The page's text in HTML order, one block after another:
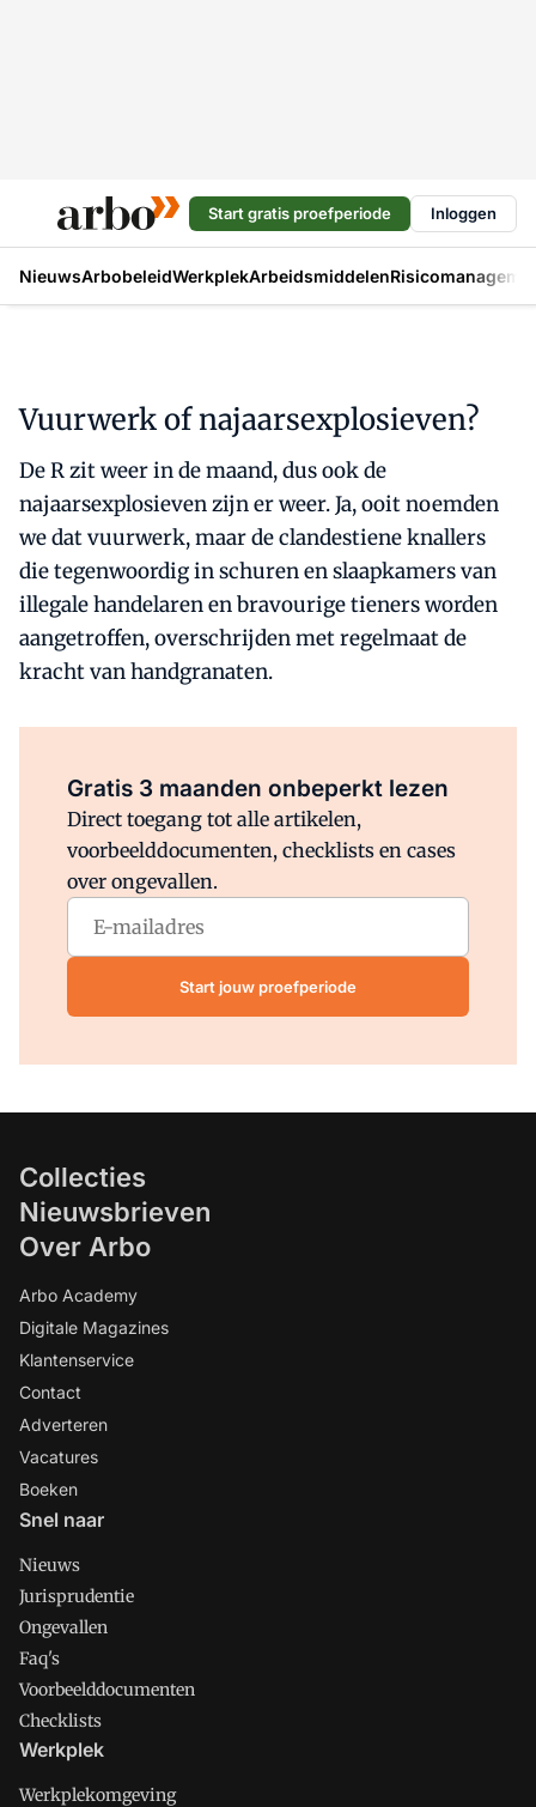
Start gratis proefperiode Inloggen
NieuwsArbobeleidWerkplekArbeidsmiddelen
Vuurwerk of najaarsexplosieven?
De R zit weer in de maand, dus ook de
najaarsexplosieven zijn er weer. Ja, ooit noemden
we dat vuurwerk, maar de clandestiene knallers
die tegenwoordig in schuren en slaapkamers van
illegale handelaren en bravourige tieners worden
aangetroffen, overschrijden met regelmaat de
kracht van handgranaten.
Gratis 3 maanden onbeperkt lezen
Direct toegang tot alle artikelen,
voorbeelddocumenten, checklists en cases
over ongevallen.
Start jouw proefperiode
Collecties
Nieuwsbrieven
Over Arbo
Arbo Academy
Digitale Magazines
Klantenservice
Contact
Adverteren
Vacatures
Boeken
Snel naar
Nieuws
Jurisprudentie
Ongevallen
Faq's
Voorbeelddocumenten
Checklists
Werkplek
Werkplekomgeving